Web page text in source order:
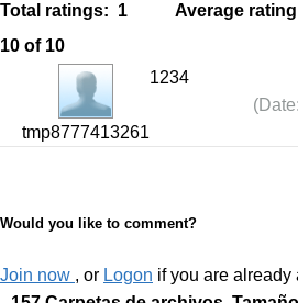
Total ratings: 1
Average
10 of 10
tmp8777413261
1234
Would you like to comment?
Join now , or Logon if you are already